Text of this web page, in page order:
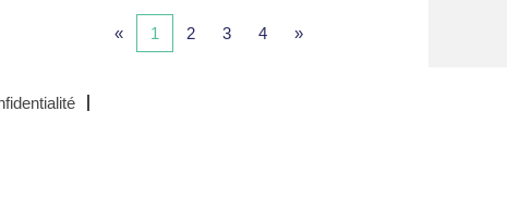
« 1 2 3 4 »